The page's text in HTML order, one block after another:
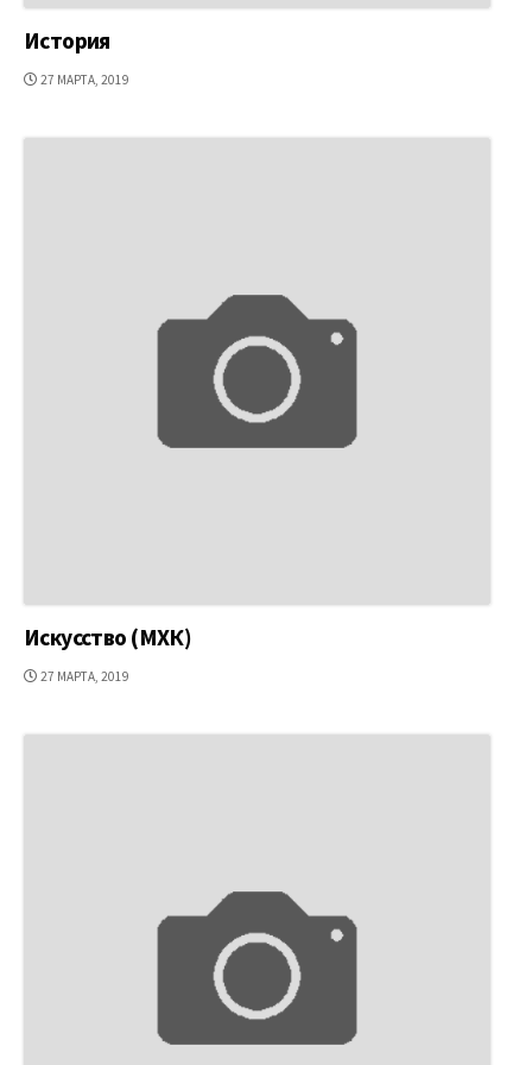
История
ДАТА
27 МАРТА, 2019
Искусство (МХК)
ДАТА
27 МАРТА, 2019